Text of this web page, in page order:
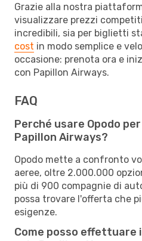
Grazie alla nostra
visualizzare prezzi
incredibili, sia per biglietti
cost in modo semplice e
occasione: prenota ora e
con Papillon Airways.
FAQ
Perché usare Opodo
Papillon Airways?
Opodo mette a confronto
aeree, oltre 2.000.000
più di 900 compagnie di
possa trovare l'offerta che
esigenze.
Come posso effettuare